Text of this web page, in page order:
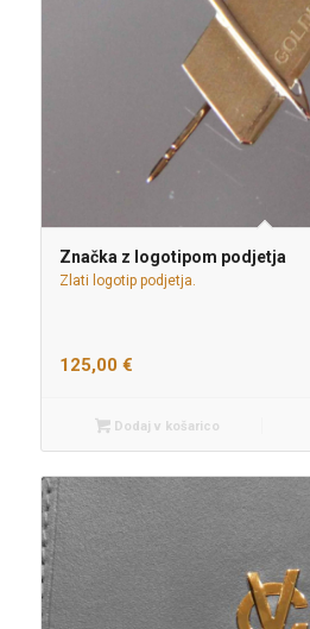
Značka z logotipom podjetja
Zlati logotip podjetja.
125,00 €
Dodaj v košarico